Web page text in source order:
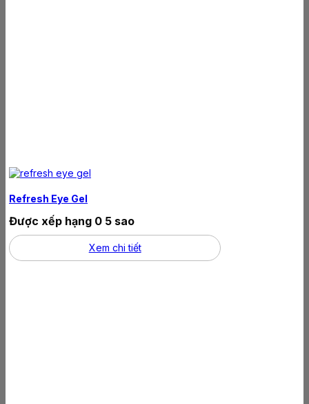
Refresh Eye Gel
Được xếp hạng 0 5 sao
Xem chi tiết